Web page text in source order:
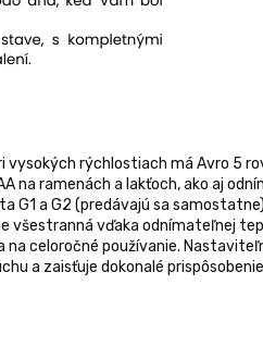
rýchlostiach má Avro 5
na ramenách a lakťoch, ako aj
G1 a G2 (predávajú sa
všestranná vďaka odnímateľnej
celoročné používanie.
a zaisťuje dokonalé